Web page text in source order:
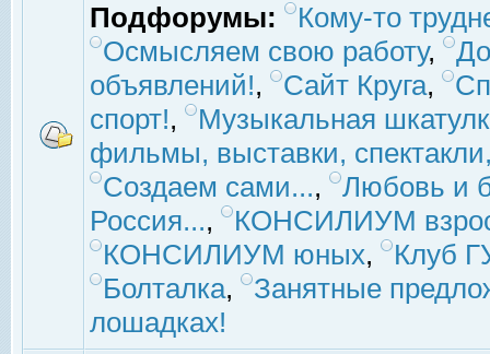
Подфорумы:
Кому-то
Осмысляем свою работу,
объявлений!, Сайт Круга,
спорт!,
Музыкальная
фильмы, выставки,
Создаем сами...,
Любовь и
Россия...,
КОНСИЛИУМ
КОНСИЛИУМ юных,
Клуб
Болталка,
Занятные
лошадках!